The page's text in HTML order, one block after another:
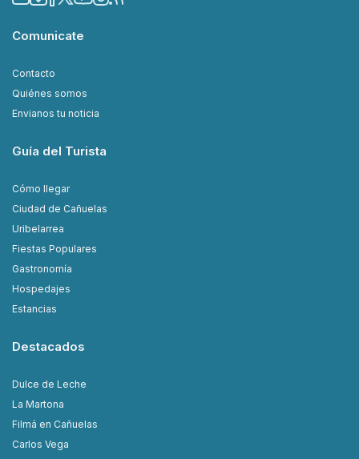
Comunicate
Contacto
Quiénes somos
Envianos tu noticia
Guía del Turista
Cómo llegar
Ciudad de Cañuelas
Uribelarrea
Fiestas Populares
Gastronomía
Hospedajes
Estancias
Destacados
Dulce de Leche
La Martona
Filmá en Cañuelas
Carlos Vega